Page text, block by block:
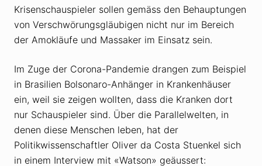
Krisenschauspieler sollen gemäss den Behauptungen
von Verschwörungsgläubigen nicht nur im Bereich
der Amokläufe und Massaker im Einsatz sein.
Im Zuge der Corona-Pandemie drangen zum Beispiel
in Brasilien Bolsonaro-Anhänger in Krankenhäuser
ein, weil sie zeigen wollten, dass die Kranken dort
nur Schauspieler sind. Über die Parallelwelten, in
denen diese Menschen leben, hat der
Politikwissenschaftler Oliver da Costa Stuenkel sich
in einem Interview mit «Watson» geäussert: